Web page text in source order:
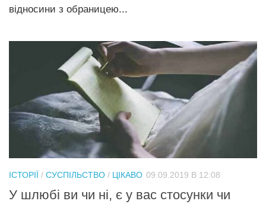
відносини з обраницею...
ІСТОРІЇ / СУСПІЛЬСТВО / ЦІКАВО 09.09.2019 В 12:08
У шлюбі ви чи ні, є у вас стосунки чи